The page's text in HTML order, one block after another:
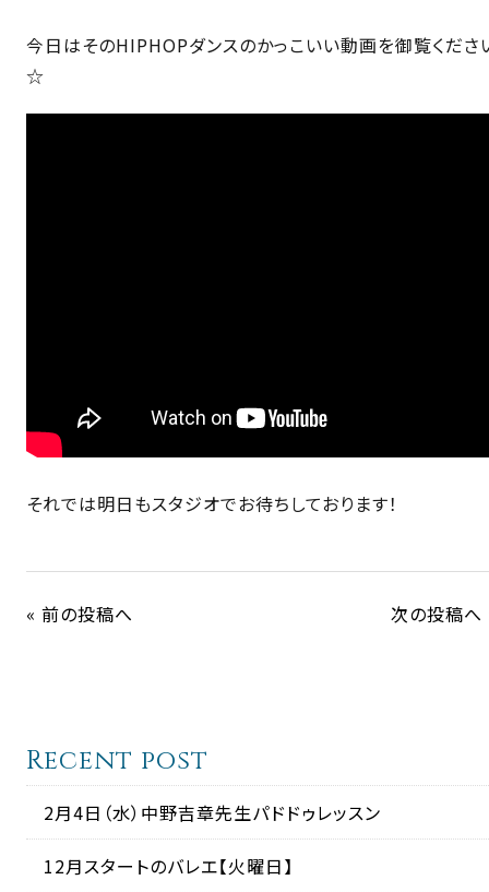
今日はそのHIPHOPダンスのかっこいい動画を御覧くださ
☆
それでは明日もスタジオでお待ちしております！
« 前の投稿へ 次の投稿へ
Recent post
2月4日（水）中野吉章先生パドドゥレッスン
12月スタートのバレエ【火曜日】